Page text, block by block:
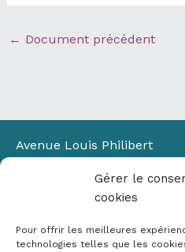
Gérer le
cookies
Pour offrir les meilleures
technologies telles que les
← Document précédent
Avenue Louis Philibert
Bâtiment Laennec
13100 Aix-en-Provence
✉ contact@crige-paca.org